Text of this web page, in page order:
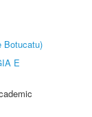
Botucatu)
E